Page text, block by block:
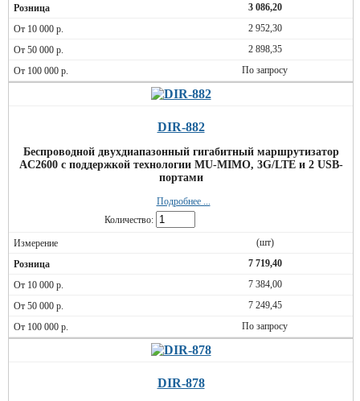
3 086,20
2 952,30
2 898,35
По запросу
DIR-882
Беспроводной двухдиапазонный гигабитный маршрутизатор
AC2600 с поддержкой технологии MU-MIMO, 3G/LTE и 2 USB-
портами
Подробнее ...
Количество:
(шт)
7 719,40
7 384,00
7 249,45
По запросу
DIR-878